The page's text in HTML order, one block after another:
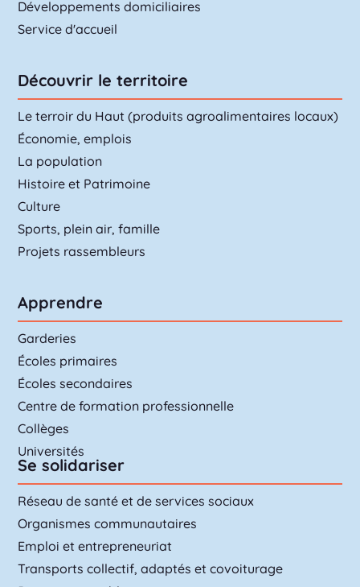
Développements domiciliaires
Service d'accueil
Découvrir le territoire
Le terroir du Haut (produits agroalimentaires locaux)
Économie, emplois
La population
Histoire et Patrimoine
Culture
Sports, plein air, famille
Projets rassembleurs
Apprendre
Garderies
Écoles primaires
Écoles secondaires
Centre de formation professionnelle
Collèges
Universités
Se solidariser
Réseau de santé et de services sociaux
Organismes communautaires
Emploi et entrepreneuriat
Transports collectif, adaptés et covoiturage